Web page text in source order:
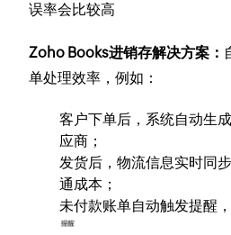
误率会比较高
Zoho Books进销存解决方案：
单处理效率，例如：
客户下单后，系统自动生
应商；
发货后，物流信息实时同
通成本；
未付款账单自动触发提醒